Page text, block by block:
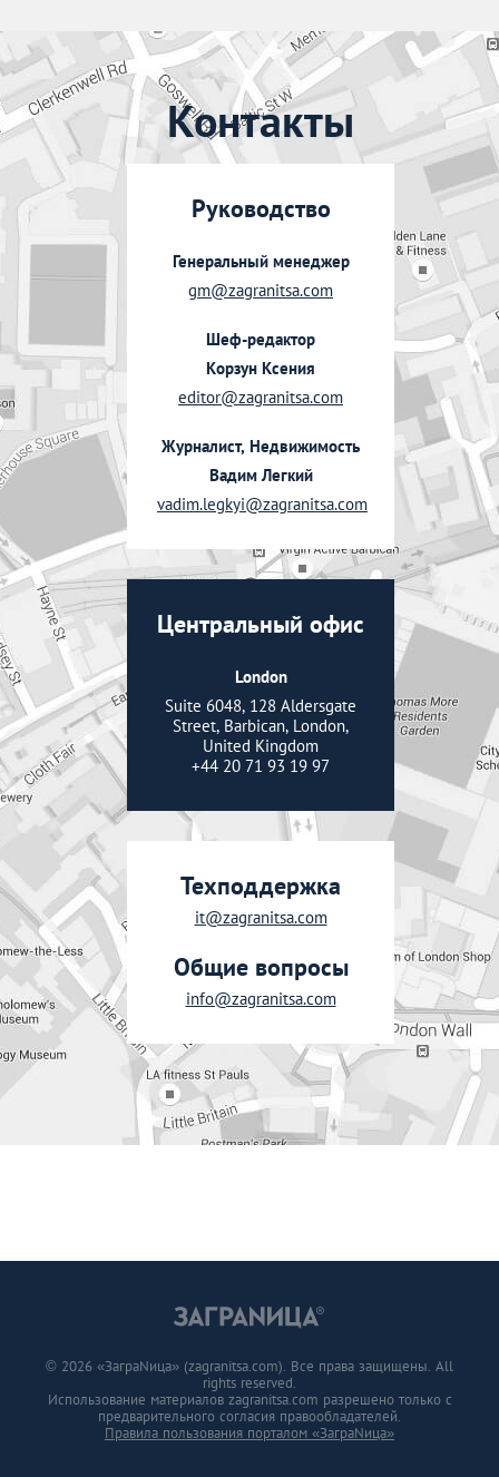
Контакты
Руководство
Генеральный менеджер
gm@zagranitsa.com
Шеф-редактор
Корзун Ксения
editor@zagranitsa.com
Журналист, Недвижимость
Вадим Легкий
vadim.legkyi@zagranitsa.com
Центральный офис
London
Suite 6048, 128 Aldersgate
Street, Barbican, London,
United Kingdom
+44 20 71 93 19 97
Техподдержка
it@zagranitsa.com
Общие вопросы
info@zagranitsa.com
© 2026 «ЗаграNица» (zagranitsa.com). Все права защищены. All
rights reserved.
Использование материалов zagranitsa.com разрешено только с
предварительного согласия правообладателей.
Правила пользования порталом «ЗаграNица»